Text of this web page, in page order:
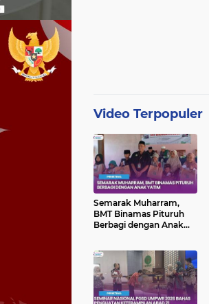
Video Terpopuler
Semarak Muharram,
BMT Binamas Pituruh
Berbagi dengan Anak